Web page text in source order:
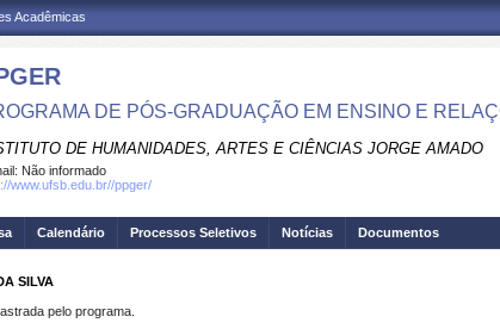
Acadêmicas
DE PÓS-GRADUAÇÃO EM ENSINO E
DE HUMANIDADES, ARTES E CIÊNCIAS JORGE AMADO
Não informado
www.ufsb.edu.br//ppger/
Calendário Processos Seletivos Notícias Documentos
SILVA
pelo programa.